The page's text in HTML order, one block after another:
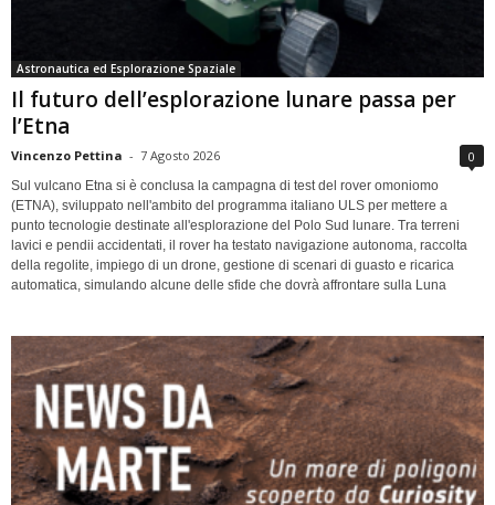
Astronautica ed Esplorazione Spaziale
Il futuro dell’esplorazione lunare passa per
l’Etna
Vincenzo Pettina - 7 Agosto 2026 0
Sul vulcano Etna si è conclusa la campagna di test del rover omoniomo
(ETNA), sviluppato nell'ambito del programma italiano ULS per mettere a
punto tecnologie destinate all'esplorazione del Polo Sud lunare. Tra terreni
lavici e pendii accidentati, il rover ha testato navigazione autonoma, raccolta
della regolite, impiego di un drone, gestione di scenari di guasto e ricarica
automatica, simulando alcune delle sfide che dovrà affrontare sulla Luna